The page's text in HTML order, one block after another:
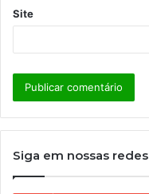
Site
Siga em nossas redes